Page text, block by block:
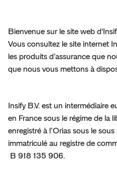
Tech et Digital
Transport et Logistique
Toutes les activités couvertes
Comparatif RC Pro 2026
choisir pour votre
Insify x Pennylane -
Bienvenue sur le site web
Vous consultez le site internet
les produits d’assurance que
que nous vous mettons à
Insify B.V. est un intermédiaire
en France sous le régime de la
enregistré à l’Orias sous le
immatriculé au registre de
B 918 135 906.